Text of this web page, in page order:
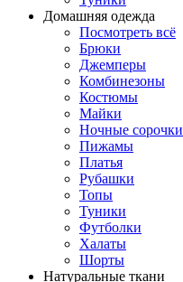
Домашняя одежда
Посмотреть всё
Брюки
Джемперы
Комбинезоны
Костюмы
Майки
Ночные сорочки
Пижамы
Платья
Рубашки
Топы
Туники
Футболки
Халаты
Шорты
Натуральные ткани